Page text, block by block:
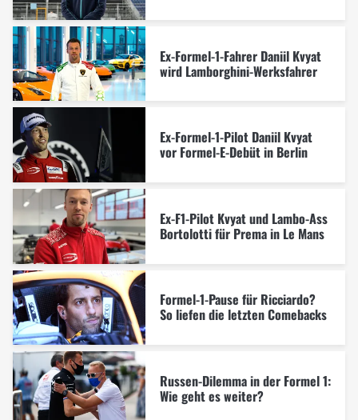
Ex-Formel-1-Fahrer Daniil Kvyat
wird Lamborghini-Werksfahrer
Ex-Formel-1-Pilot Daniil Kvyat
vor Formel-E-Debüt in Berlin
Ex-F1-Pilot Kvyat und Lambo-Ass
Bortolotti für Prema in Le Mans
Formel-1-Pause für Ricciardo?
So liefen die letzten Comebacks
Russen-Dilemma in der Formel 1:
Wie geht es weiter?